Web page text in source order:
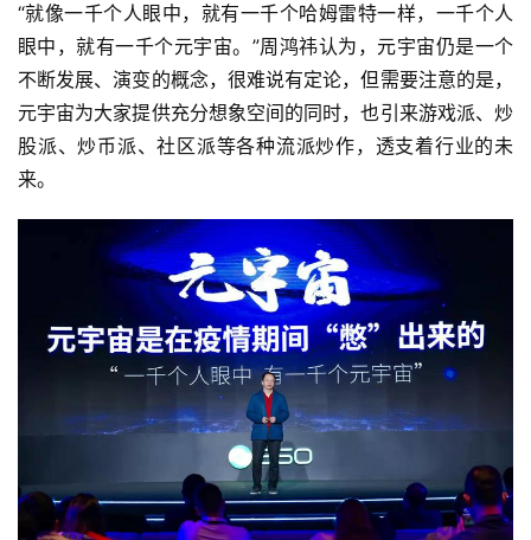
“就像一千个人眼中，就有一千个哈姆雷特一样，一千个人
眼中，就有一千个元宇宙。”周鸿祎认为，元宇宙仍是一个
不断发展、演变的概念，很难说有定论，但需要注意的是，
元宇宙为大家提供充分想象空间的同时，也引来游戏派、炒
股派、炒币派、社区派等各种流派炒作，透支着行业的未
来。